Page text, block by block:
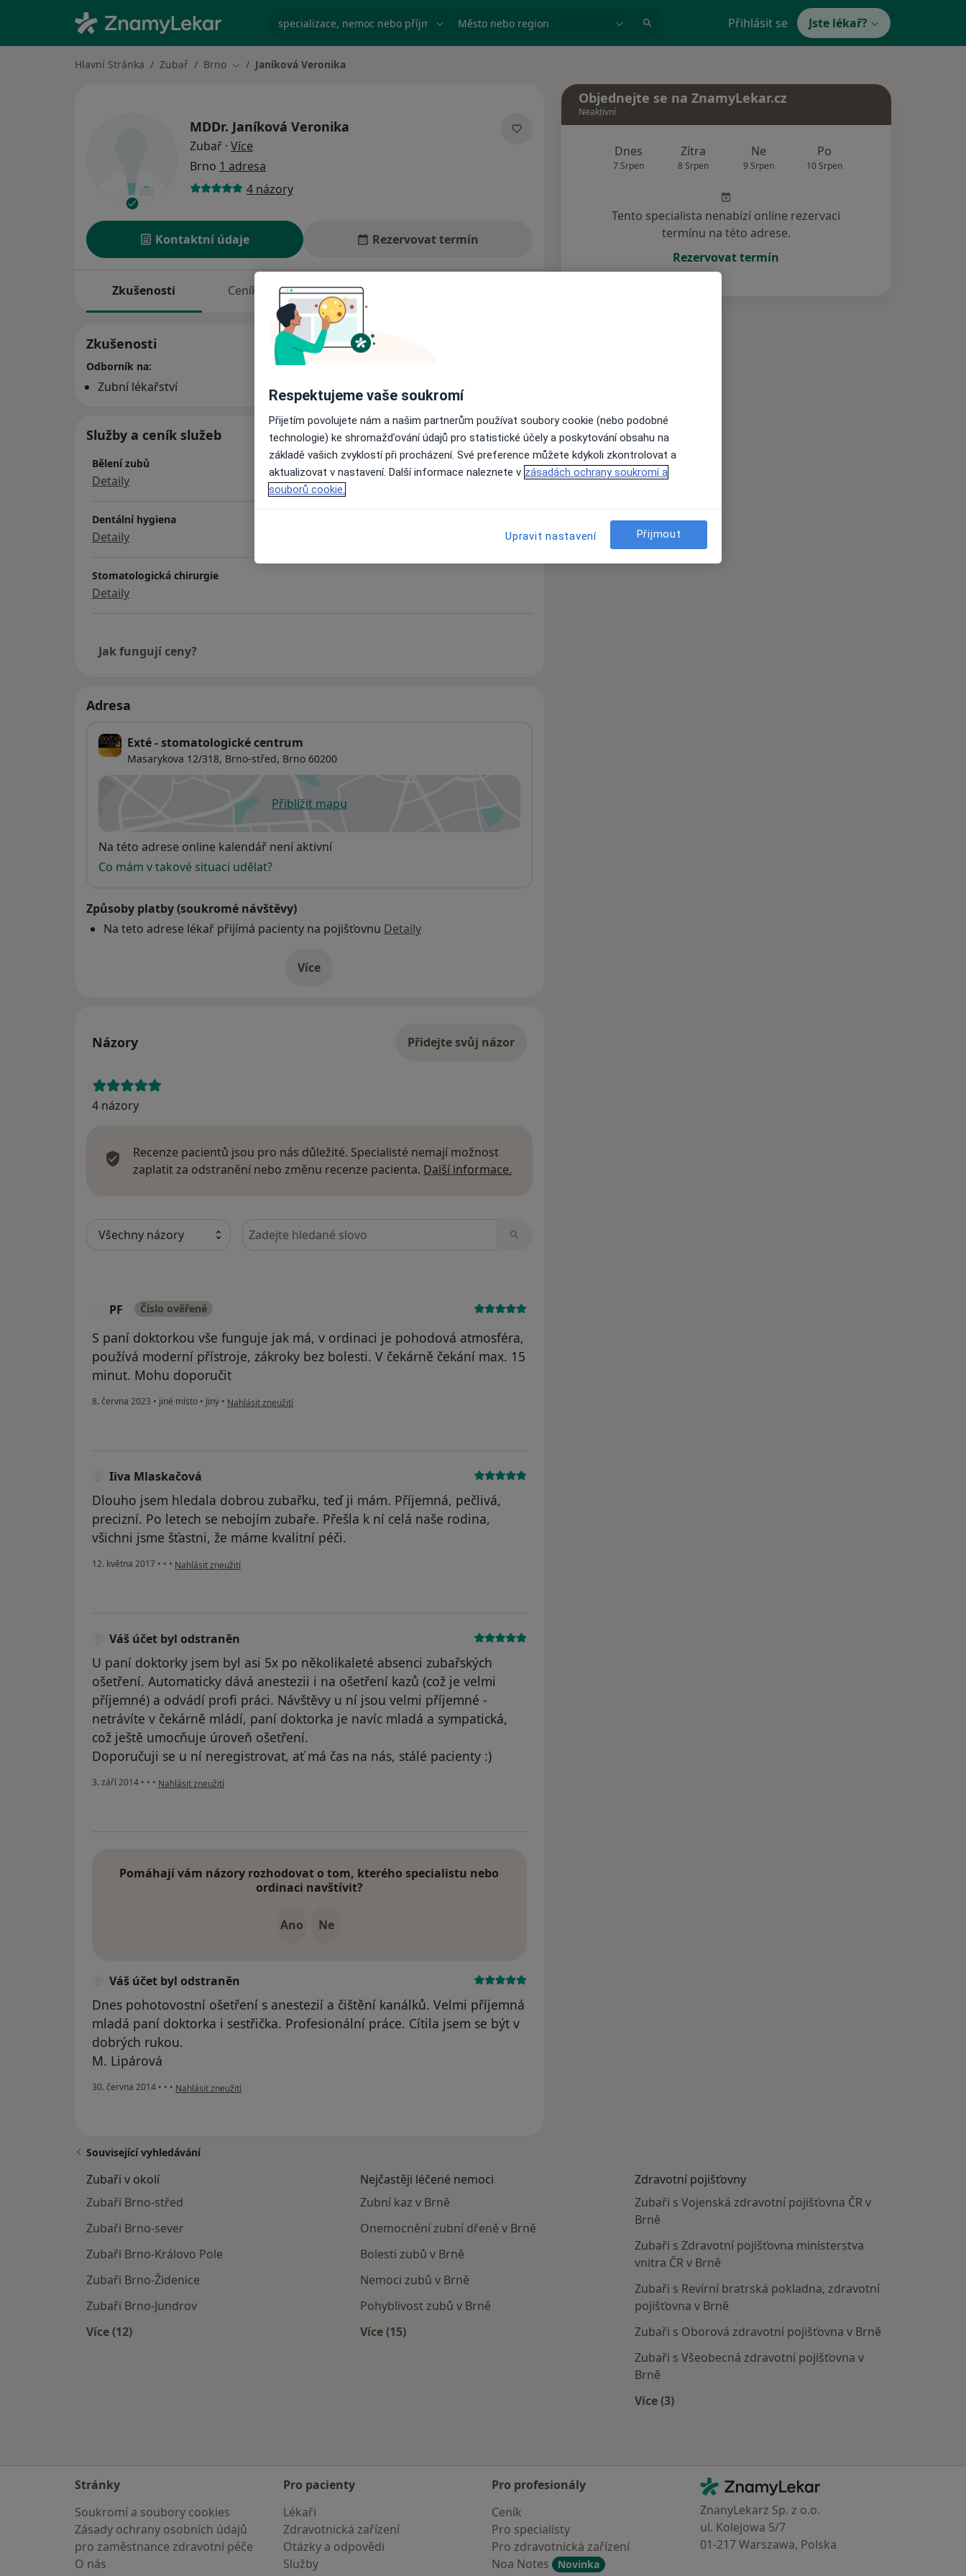
specializace, nemoc nebo příjmení Město nebo region Přihlásit se Jste lékař?
Hlavní Stránka Zubař Brno Změna města
Janíková Veronika
MDDr. Janíková Veronika
Zubař · Více
Brno 1 adresa
4 názory
Kontaktní údaje Rezervovat termín
Zkušenosti Ceník Adresy
Zkušenosti
Odborník na:
Zubní lékařství
Služby a ceník služeb
Bělení zubů
Detaily
Dentální hygiena
Detaily
Stomatologická chirurgie
Detaily
Jak fungují ceny?
Adresa
Exté - stomatologické centrum
Masarykova 12/318, Brno-střed, Brno 60200
Přiblížit mapuse otevře v nové záložce
Dostupnost
Na této adrese online kalendář není aktivní
Co mám v takové situaci udělat?
Způsoby platby (soukromé návštěvy)
Na teto adrese lékař přijímá pacienty na pojišťovnu Detaily
Víceo adrese
Názory Přidejte svůj názor
4 názory
Recenze pacientů jsou pro nás důležité. Specialisté nemají možnost
zaplatit za odstranění nebo změnu recenze pacienta. Další informace.
Hledejte v názorech
PF Číslo ověřené
S paní doktorkou vše funguje jak má, v ordinaci je pohodová atmosféra,
používá moderní přístroje, zákroky bez bolesti. V čekárně čekání max. 15
minut. Mohu doporučit
8. června 2023 • jiné místo • Jiný • podle názoru uživatele PF
Nahlásit zneužití
Iiva Mlaskačová
Dlouho jsem hledala dobrou zubařku, teď ji mám. Příjemná, pečlivá,
precizní. Po letech se nebojím zubaře. Přešla k ní celá naše rodina,
všichni jsme šťastni, že máme kvalitní péči.
12. května 2017 • • • podle názoru uživatele Iiva Mlaskačová
Nahlásit zneužití
Váš účet byl odstraněn
U paní doktorky jsem byl asi 5x po několikaleté absenci zubařských
ošetření. Automaticky dává anestezii i na ošetření kazů (což je velmi
příjemné) a odvádí profi práci. Návštěvy u ní jsou velmi příjemné -
netrávíte v čekárně mládí, paní doktorka je navíc mladá a sympatická,
což ještě umocňuje úroveň ošetření.
Doporučuji se u ní neregistrovat, ať má čas na nás, stálé pacienty :)
3. září 2014 • • • podle názoru uživatele Váš účet byl odstraněn
Nahlásit zneužití
Pomáhají vám názory rozhodovat o tom, kterého specialistu nebo
ordinaci navštívit?
Ano Ne
Váš účet byl odstraněn
Dnes pohotovostní ošetření s anestezií a čištění kanálků. Velmi příjemná
mladá paní doktorka i sestřička. Profesionální práce. Cítila jsem se být v
dobrých rukou.
M. Lipárová
30. června 2014 • • • podle názoru uživatele Váš účet byl odstraněn
Nahlásit zneužití
Objednejte se na ZnamyLekar.cz
Neaktivní
Dnes
7 Srpen
Zítra
8 Srpen
Ne
9 Srpen
Po
10 Srpen
Tento specialista nenabízí online rezervaci
termínu na této adrese.
Rezervovat termín
Související vyhledávání
Zubaři v okolí
Zubaři Brno-střed
Zubaři Brno-sever
Zubaři Brno-Královo Pole
Zubaři Brno-Židenice
Zubaři Brno-Jundrov
Více (12)
Nejčastěji léčené nemoci
Zubní kaz v Brně
Onemocnění zubní dřeně v Brně
Bolesti zubů v Brně
Nemoci zubů v Brně
Pohyblivost zubů v Brně
Více (15)
Zdravotní pojišťovny
Zubaři s Vojenská zdravotní pojišťovna ČR v
Brně
Zubaři s Zdravotní pojišťovna ministerstva
vnitra ČR v Brně
Zubaři s Revírní bratrská pokladna, zdravotní
pojišťovna v Brně
Zubaři s Oborová zdravotní pojišťovna v Brně
Zubaři s Všeobecná zdravotní pojišťovna v
Brně
Více (3)
Stránky
Soukromí a soubory cookies
Zásady ochrany osobních údajů
pro zaměstnance zdravotní péče
O nás
Pro pacienty
Lékaři
Zdravotnická zařízení
Otázky a odpovědi
Služby
Pro profesionály
Ceník
Pro specialisty
Pro zdravotnická zařízení
Noa Notes
Novinka
Kontakt
ZnamyLekar - Hlavní stránka
ZnanyLekarz Sp. z o.o.
ul. Kolejowa 5/7
01-217 Warszawa, Polska
Respektujeme vaše soukromí
Přijetím povolujete nám a našim partnerům používat soubory cookie (nebo podobné
technologie) ke shromažďování údajů pro statistické účely a poskytování obsahu na
základě vašich zvyklostí při procházení. Své preference můžete kdykoli zkontrolovat a
aktualizovat v nastavení. Další informace naleznete v zásadách ochrany soukromí a
souborů cookie.
Upravit nastavení Přijmout